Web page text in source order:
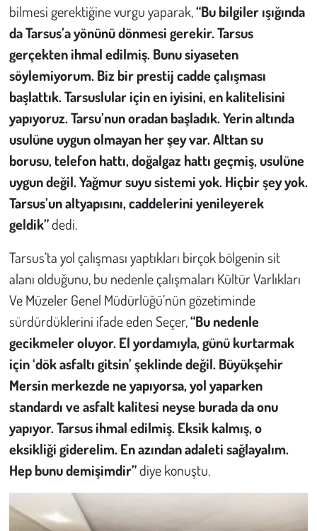
bilmesi gerektiğine vurgu yaparak,“Bu bilgiler ışığında
da Tarsus’a yönünü dönmesi gerekir. Tarsus
gerçekten ihmal edilmiş. Bunu siyaseten
söylemiyorum. Biz bir prestij cadde çalışması
başlattık. Tarsuslular için en iyisini, en kalitelisini
yapıyoruz. Tarsu’nun oradan başladık. Yerin altında
usulüne uygun olmayan her şey var. Alttan su
borusu, telefon hattı, doğalgaz hattı geçmiş, usulüne
uygun değil. Yağmur suyu sistemi yok. Hiçbir şey yok.
Tarsus’un altyapısını, caddelerini yenileyerek
geldik”dedi.
Tarsus’ta yol çalışması yaptıkları birçok bölgenin sit
alanı olduğunu, bu nedenle çalışmaları Kültür Varlıkları
Ve Müzeler Genel Müdürlüğü’nün gözetiminde
sürdürdüklerini ifade eden Seçer,“Bu nedenle
gecikmeler oluyor. El yordamıyla, günü kurtarmak
için ‘dök asfaltı gitsin’ şeklinde değil. Büyükşehir
Mersin merkezde ne yapıyorsa, yol yaparken
standardı ve asfalt kalitesi neyse burada da onu
yapıyor. Tarsus ihmal edilmiş. Eksik kalmış, o
eksikliği giderelim. En azından adaleti sağlayalım.
Hep bunu demişimdir”diye konuştu.